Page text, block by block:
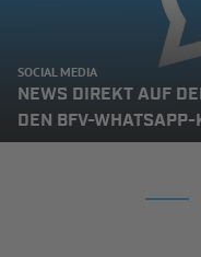
SOCIAL MEDIA
NEWS DIREKT AUF
DEN BFV-